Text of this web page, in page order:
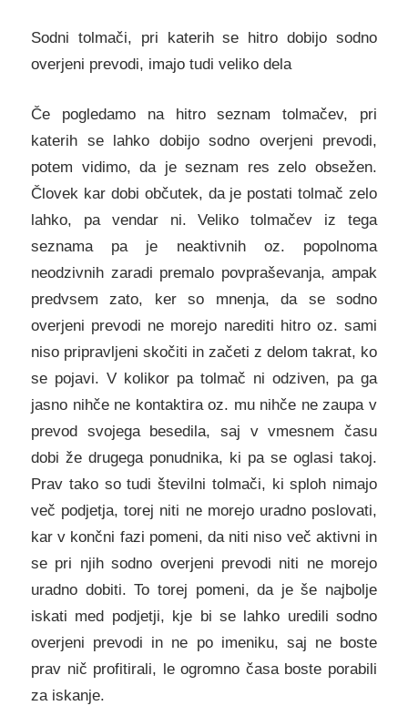
Sodni tolmači, pri katerih se hitro dobijo sodno
overjeni prevodi, imajo tudi veliko dela
Če pogledamo na hitro seznam tolmačev, pri
katerih se lahko dobijo sodno overjeni prevodi,
potem vidimo, da je seznam res zelo obsežen.
Človek kar dobi občutek, da je postati tolmač zelo
lahko, pa vendar ni. Veliko tolmačev iz tega
seznama pa je neaktivnih oz. popolnoma
neodzivnih zaradi premalo povpraševanja, ampak
predvsem zato, ker so mnenja, da se sodno
overjeni prevodi ne morejo narediti hitro oz. sami
niso pripravljeni skočiti in začeti z delom takrat, ko
se pojavi. V kolikor pa tolmač ni odziven, pa ga
jasno nihče ne kontaktira oz. mu nihče ne zaupa v
prevod svojega besedila, saj v vmesnem času
dobi že drugega ponudnika, ki pa se oglasi takoj.
Prav tako so tudi številni tolmači, ki sploh nimajo
več podjetja, torej niti ne morejo uradno poslovati,
kar v končni fazi pomeni, da niti niso več aktivni in
se pri njih sodno overjeni prevodi niti ne morejo
uradno dobiti. To torej pomeni, da je še najbolje
iskati med podjetji, kje bi se lahko uredili sodno
overjeni prevodi in ne po imeniku, saj ne boste
prav nič profitirali, le ogromno časa boste porabili
za iskanje.